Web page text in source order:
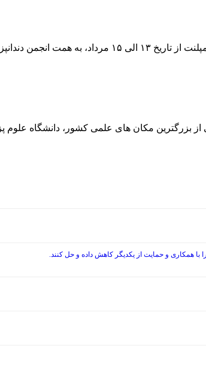
دکتر فرزانه فرید دبیر مشاور علمی پروتز ششمین همایش ایمپلنت انجمن دندانپزشکان عمومی
بزرگترین مکان های علمی کشور، دانشگاه
همکاری و حمایت از یکدیگر کاهش داده و حل کنند.